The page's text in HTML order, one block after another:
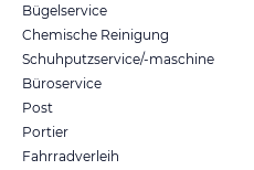
Bügelservice
Chemische Reinigung
Schuhputzservice/-maschine
Büroservice
Post
Portier
Fahrradverleih